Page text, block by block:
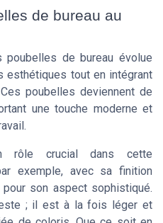
de bureau au
de bureau évolue
esthétiques tout en intégrant
poubelles deviennent de
une touche moderne et
rôle crucial dans cette
exemple, avec sa finition
son aspect sophistiqué.
; il est à la fois léger et